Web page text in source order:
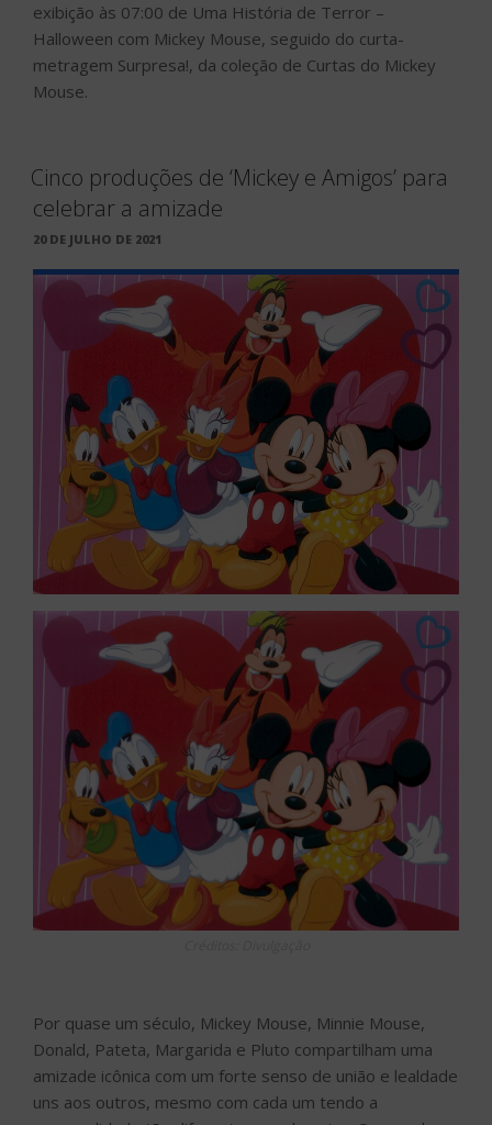
exibição às 07:00 de Uma História de Terror –
Halloween com Mickey Mouse, seguido do curta-
metragem Surpresa!, da coleção de Curtas do Mickey
Mouse.
Cinco produções de ‘Mickey e Amigos’ para
celebrar a amizade
PUBLICADO
20 DE JULHO DE 2021
Por quase um século, Mickey Mouse, Minnie Mouse,
Donald, Pateta, Margarida e Pluto compartilham uma
amizade icônica com um forte senso de união e lealdade
uns aos outros, mesmo com cada um tendo a